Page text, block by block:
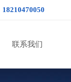
18210470050
联系我们